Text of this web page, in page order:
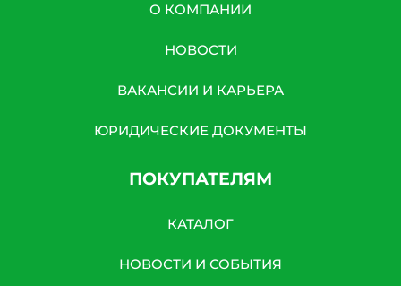
О КОМПАНИИ
НОВОСТИ
ВАКАНСИИ И КАРЬЕРА
ЮРИДИЧЕСКИЕ ДОКУМЕНТЫ
ПОКУПАТЕЛЯМ
КАТАЛОГ
НОВОСТИ И СОБЫТИЯ